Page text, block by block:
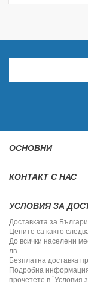
З
п
е
е
н
и
б
ю
л
е
т
и
н
ОСНОВНИ
КОНТАКТ С НАС
УСЛОВИЯ ЗА
Доставката за
Цените са както
До всички населени
лв.
Безплатна доставка
Подробна информация
прочетете в "Условия